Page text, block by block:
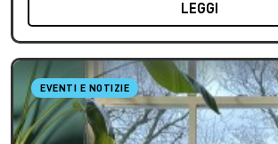
LEGGI
EVENTI E NOTIZIE